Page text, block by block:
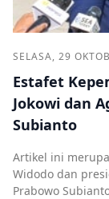
SELASA, 29
Estafet
Jokowi dan
Subianto
Artikel ini
Widodo dan
Prabowo